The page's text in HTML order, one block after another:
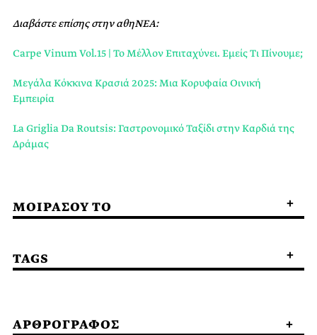
Διαβάστε επίσης στην αθηΝΕΑ:
Carpe Vinum Vol.15 | Το Μέλλον Επιταχύνει. Εμείς Τι Πίνουμε;
Μεγάλα Κόκκινα Κρασιά 2025: Μια Kορυφαία Oινική
Eμπειρία
La Griglia Da Routsis: Γαστρονομικό Ταξίδι στην Καρδιά της
Δράμας
ΜΟΙΡΑΣΟΥ ΤΟ
TAGS
ΑΡΘΡΟΓΡΑΦΟΣ